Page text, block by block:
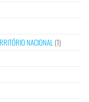
NACIONAL(1)